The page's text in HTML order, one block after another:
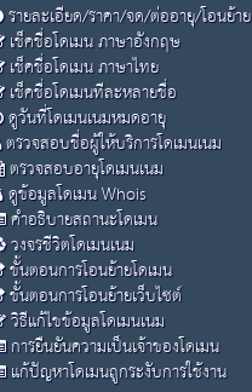
รายละเอียด/ราคา/จด/ต่ออายุ/โอนย้าย
เช็คชื่อโดเมน ภาษาอังกฤษ
เช็คชื่อโดเมน ภาษาไทย
เช็คชื่อโดเมนทีละหลายชื่อ
ดูวันที่โดเมนเนมหมดอายุ
ตรวจสอบชื่อผู้ให้บริการโดเมนเนม
ตรวจสอบอายุโดเมนเนม
ดูข้อมูลโดเมน Whois
คำอธิบายสถานะโดเมน
วงจรชีวิตโดเมนเนม
ขั้นตอนการโอนย้ายโดเมน
ขั้นตอนการโอนย้ายเว็บไซต์
วิธีแก้ไขข้อมูลโดเมนเนม
การยืนยันความเป็นเจ้าของโดเมน
แก้ปัญหาโดเมนถูกระงับการใช้งาน